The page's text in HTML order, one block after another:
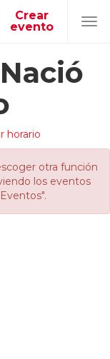
Crear
evento
horario
otra función
los eventos